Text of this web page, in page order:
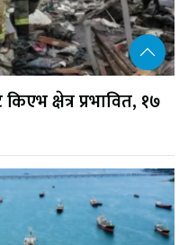
क्षेत्र प्रभावित, १७